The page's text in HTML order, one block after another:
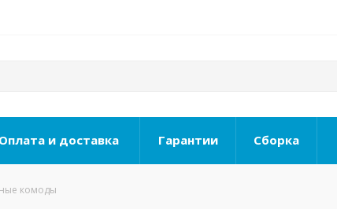
Оплата и доставка Гарантии Сборка
комоды